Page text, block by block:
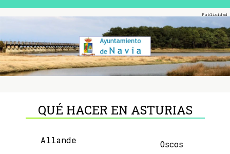
QUÉ HACER EN ASTURIAS
Allande
Oscos